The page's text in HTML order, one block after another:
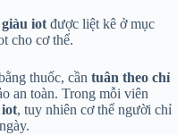
iot được liệt kê ở mục
cho cơ thể.
thuốc, cần tuân theo chỉ
an toàn. Trong mỗi viên
iot, tuy nhiên cơ thể người chỉ